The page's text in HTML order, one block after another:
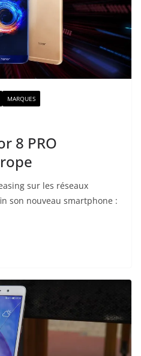
MARQUES
8 PRO
sur les réseaux
son nouveau smartphone :